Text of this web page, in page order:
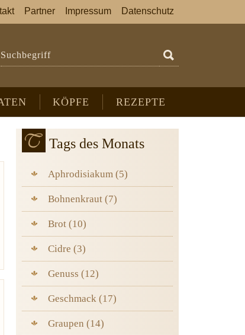
Suchbegriff
KÖPFE REZEPTE
Partner Impressum Datenschutz
Tags des Monats
Aphrodisiakum (5)
Bohnenkraut (7)
Brot (10)
Cidre (3)
Genuss (12)
Geschmack (17)
Graupen (14)